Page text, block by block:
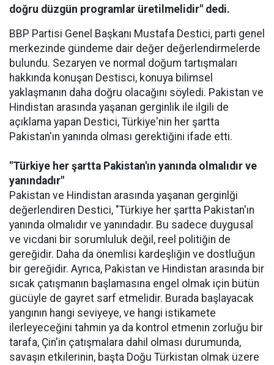
doğru düzgün programlar üretilmelidir" dedi.
BBP Partisi Genel Başkanı Mustafa Destici, parti genel
merkezinde gündeme dair değer değerlendirmelerde
bulundu. Sezaryen ve normal doğum tartışmaları
hakkında konuşan Destisci, konuya bilimsel
yaklaşmanın daha doğru olacağını söyledi. Pakistan ve
Hindistan arasında yaşanan gerginlik ile ilgili de
açıklama yapan Destici, Türkiye'nin her şartta
Pakistan'ın yanında olması gerektiğini ifade etti.
"Türkiye her şartta Pakistan'ın yanında olmalıdır ve
yanındadır"
Pakistan ve Hindistan arasında yaşanan gerginlği
değerlendiren Destici, "Türkiye her şartta Pakistan'ın
yanında olmalıdır ve yanındadır. Bu sadece duygusal
ve vicdani bir sorumluluk değil, reel politiğin de
gereğidir. Daha da önemlisi kardeşliğin ve dostluğun
bir gereğidir. Ayrıca, Pakistan ve Hindistan arasında bir
sıcak çatışmanın başlamasına engel olmak için bütün
gücüyle de gayret sarf etmelidir. Burada başlayacak
yangının hangi seviyeye, ve hangi istikamete
ilerleyeceğini tahmin ya da kontrol etmenin zorluğu bir
tarafa, Çin'in çatışmalara dahil olması durumunda,
savaşın etkilerinin, başta Doğu Türkistan olmak üzere